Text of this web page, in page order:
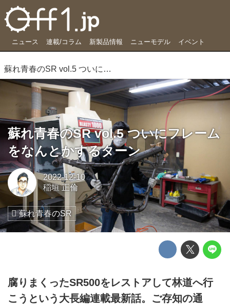
ニュース 連載/コラム 新製品情報 ニューモデル イベント
蘇れ青春のSR vol.5 ついにフレームをなんとかするターン
蘇れ青春のSR vol.5 ついにフレーム
をなんとかするターン
2022-12-10
稲垣 正倫
蘇れ青春のSR
腐りまくったSR500をレストアして林道へ行
こうという大長編連載最新話。ご存知の通